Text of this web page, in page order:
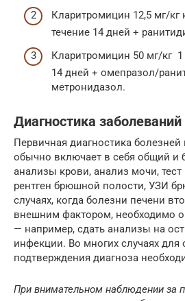
Кларитромицин 12,5 мг/кг
течение 14 дней +
Кларитромицин 50 мг/кг 1
14 дней + омепразол/
метронидазол.
Диагностика
Первичная диагностика болезней
обычно включает в себя общий и
анализы крови, анализ мочи,
рентген брюшной полости, УЗИ
случаях, когда болезни печени
внешним фактором, необходимо
— например, сдать анализы на
инфекции. Во многих случаях для
подтверждения диагноза
При внимательном наблюдении за